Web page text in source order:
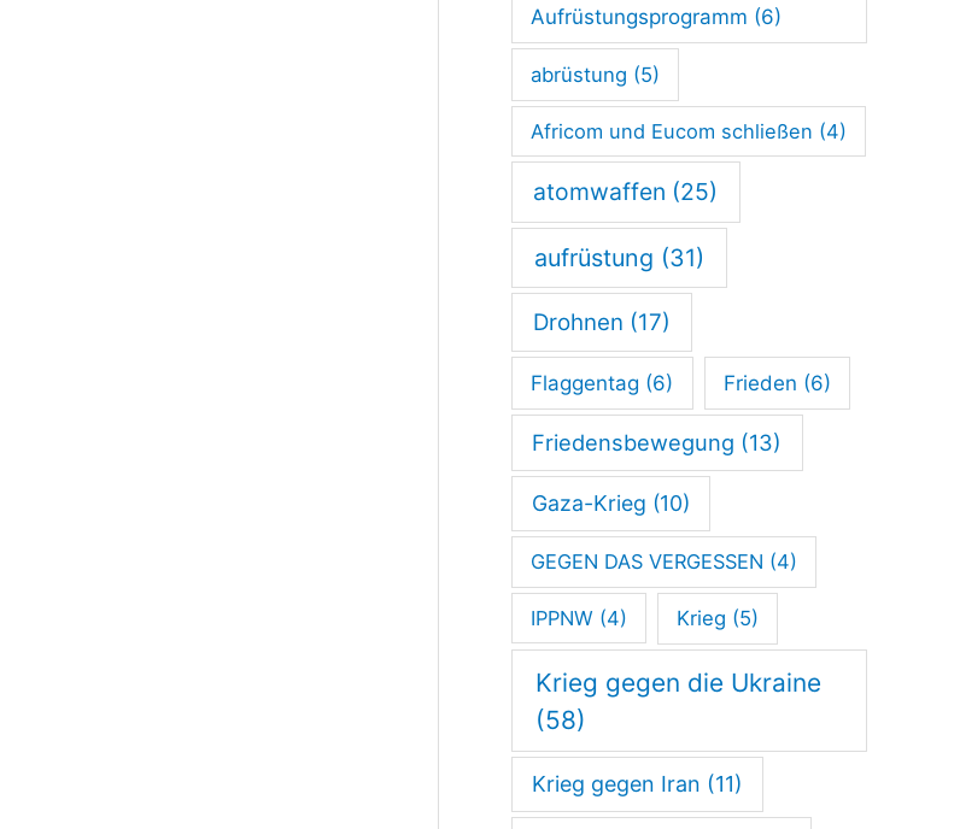
Aufrüstungsprogramm (6)
abrüstung (5)
Africom und Eucom schließen (4)
atomwaffen (25)
aufrüstung (31)
Drohnen (17)
Flaggentag (6) Frieden (6)
Friedensbewegung (13)
Gaza-Krieg (10)
GEGEN DAS VERGESSEN (4)
IPPNW (4) Krieg (5)
Krieg gegen die Ukraine
(58)
Krieg gegen Iran (11)